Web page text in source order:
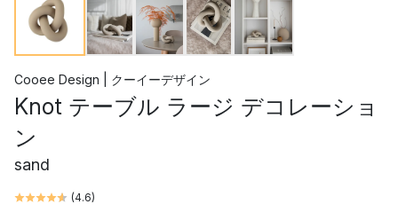
Cooee Design | クーイーデザイン
Knot テーブル ラージ デコレーショ
ン
sand
(4.6)